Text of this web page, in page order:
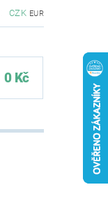
CZK EUR
0 Kč